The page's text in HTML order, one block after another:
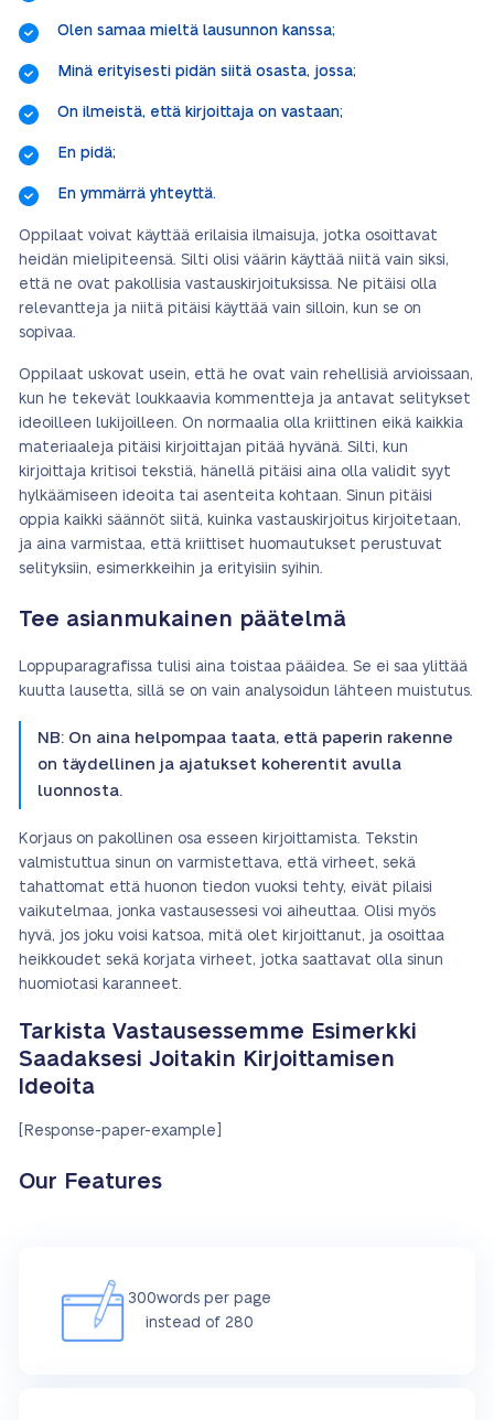
Olen samaa mieltä lausunnon kanssa;
Minä erityisesti pidän siitä osasta, jossa;
On ilmeistä, että kirjoittaja on vastaan;
En pidä;
En ymmärrä yhteyttä.
Oppilaat voivat käyttää erilaisia ilmaisuja, jotka osoittavat
heidän mielipiteensä. Silti olisi väärin käyttää niitä vain siksi,
että ne ovat pakollisia vastauskirjoituksissa. Ne pitäisi olla
relevantteja ja niitä pitäisi käyttää vain silloin, kun se on
sopivaa.
Oppilaat uskovat usein, että he ovat vain rehellisiä arvioissaan,
kun he tekevät loukkaavia kommentteja ja antavat selitykset
ideoilleen lukijoilleen. On normaalia olla kriittinen eikä kaikkia
materiaaleja pitäisi kirjoittajan pitää hyvänä. Silti, kun
kirjoittaja kritisoi tekstiä, hänellä pitäisi aina olla validit syyt
hylkäämiseen ideoita tai asenteita kohtaan. Sinun pitäisi
oppia kaikki säännöt siitä, kuinka vastauskirjoitus kirjoitetaan,
ja aina varmistaa, että kriittiset huomautukset perustuvat
selityksiin, esimerkkeihin ja erityisiin syihin.
Tee asianmukainen päätelmä
Loppuparagrafissa tulisi aina toistaa pääidea. Se ei saa ylittää
kuutta lausetta, sillä se on vain analysoidun lähteen muistutus.
NB: On aina helpompaa taata, että paperin rakenne
on täydellinen ja ajatukset koherentit avulla
luonnosta.
Korjaus on pakollinen osa esseen kirjoittamista. Tekstin
valmistuttua sinun on varmistettava, että virheet, sekä
tahattomat että huonon tiedon vuoksi tehty, eivät pilaisi
vaikutelmaa, jonka vastausessesi voi aiheuttaa. Olisi myös
hyvä, jos joku voisi katsoa, mitä olet kirjoittanut, ja osoittaa
heikkoudet sekä korjata virheet, jotka saattavat olla sinun
huomiotasi karanneet.
Tarkista Vastausessemme Esimerkki
Saadaksesi Joitakin Kirjoittamisen
Ideoita
[Response-paper-example]
Our Features
300words per page
instead of 280